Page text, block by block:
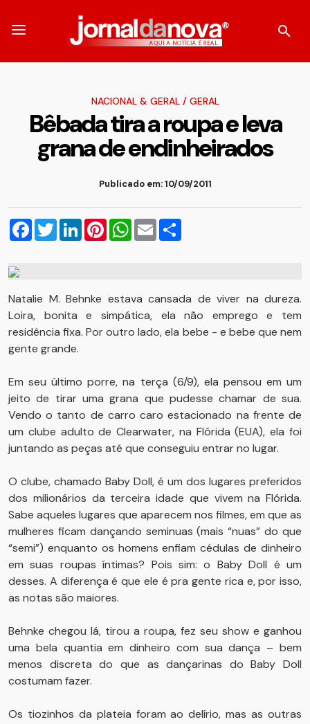
NACIONAL & GERAL/ GERAL
Bêbada tira a roupa e leva
grana de endinheirados
Publicado em: 10/09/2011
Facebook
TwitterLinkedInPinterestWhatsApp
Email
Natalie M. Behnke estava cansada de viver na dureza.
Loira, bonita e simpática, ela não emprego e tem
residência fixa. Por outro lado, ela bebe - e bebe que nem
gente grande.
Em seu último porre, na terça (6/9), ela pensou em um
jeito de tirar uma grana que pudesse chamar de sua.
Vendo o tanto de carro caro estacionado na frente de
um clube adulto de Clearwater, na Flórida (EUA), ela foi
juntando as peças até que conseguiu entrar no lugar.
O clube, chamado Baby Doll, é um dos lugares preferidos
dos milionários da terceira idade que vivem na Flórida.
Sabe aqueles lugares que aparecem nos filmes, em que as
mulheres ficam dançando seminuas (mais “nuas” do que
“semi”) enquanto os homens enfiam cédulas de dinheiro
em suas roupas íntimas? Pois sim: o Baby Doll é um
desses. A diferença é que ele é pra gente rica e, por isso,
as notas são maiores.
Behnke chegou lá, tirou a roupa, fez seu show e ganhou
uma bela quantia em dinheiro com sua dança – bem
menos discreta do que as dançarinas do Baby Doll
costumam fazer.
Os tiozinhos da plateia foram ao delírio, mas as outras